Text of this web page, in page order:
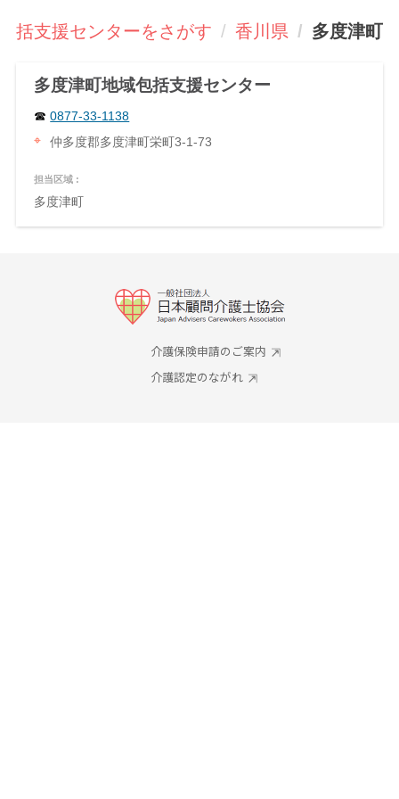
括支援センターをさがす 香川県 多度津町
多度津町地域包括支援センター
0877-33-1138
仲多度郡多度津町栄町3-1-73
担当区域 :
多度津町
介護保険申請のご案内
介護認定のながれ